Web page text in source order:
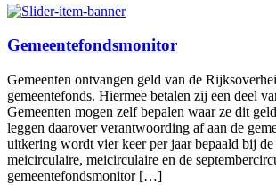
Gemeentefondsmonitor
Gemeenten ontvangen geld van de
gemeentefonds. Hiermee betalen zij een deel
Gemeenten mogen zelf bepalen waar ze dit
leggen daarover verantwoording af aan de
uitkering wordt vier keer per jaar bepaald bij
meicirculaire, meicirculaire en de
gemeentefondsmonitor […]